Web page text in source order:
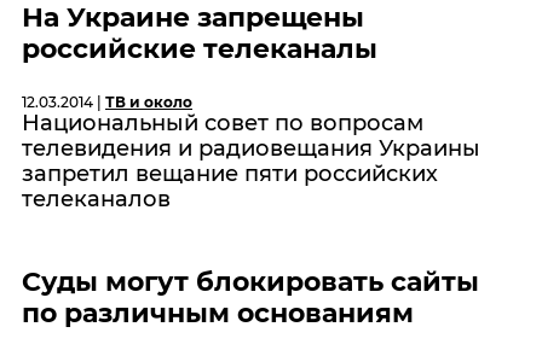
На Украине запрещены
российские телеканалы
12.03.2014 | ТВ и около
Национальный совет по вопросам
телевидения и радиовещания Украины
запретил вещание пяти российских
телеканалов
Суды могут блокировать сайты
по различным основаниям